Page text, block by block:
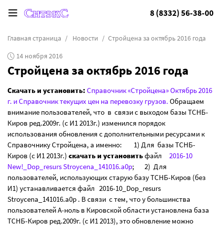
8 (8332) 56-38-00
Главная страница Новости
Стройцена за октябрь 2016 года
14 ноября 2016
Стройцена за октябрь 2016 года
Скачать и установить: Справочник «Стройцена» Октябрь 2016
г. и Справочник текущих цен на перевозку грузов. Обращаем
внимание пользователей, что в связи с выходом базы ТСНБ-
Киров ред.2009г. (с И1 2013г.) изменился порядок
использования обновления с дополнительными ресурсами к
Справочнику Стройцена, а именно: 1) Для базы ТСНБ-
Киров (с И1 2013г.) скачать и установитьфайл 2016-10
New!_Dop_resurs Stroycena_141016.a0p; 2) Для
пользователей, использующих старую базу ТСНБ-Киров (без
И1) устанавливается файл 2016-10_Dop_resurs
Stroycena_141016.a0p . В связи с тем, что у большинства
пользователей А-ноль в Кировской области установлена база
ТСНБ-Киров ред.2009г. (с И1 2013), это обновление можно